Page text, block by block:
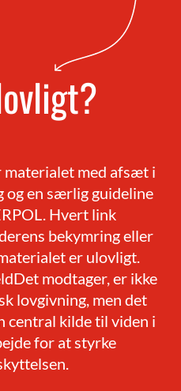
med afsæt i
og en særlig guideline
Hvert link
bekymring eller
er ulovligt.
modtager, er ikke
lovgivning, men det
central kilde til viden i
for at styrke